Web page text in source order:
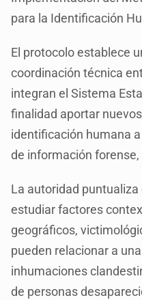
para la Identificación
El protocolo establece
coordinación técnica
integran el Sistema
finalidad aportar
identificación humana
de información
La autoridad
estudiar factores
geográficos,
pueden relacionar a
inhumaciones
de personas